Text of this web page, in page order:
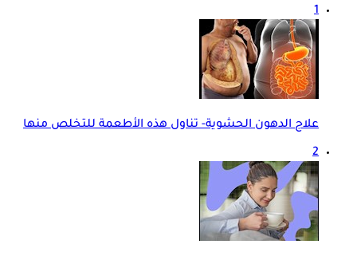
1
علاج الدهون الحشوية- تناول هذه الأطعمة للتخلص منها
2